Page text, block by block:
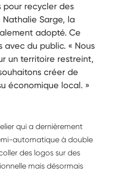
pour recycler des
Sarge, la
adopté. Ce
du public. « Nous
un territoire restreint,
créer de
économique local. »
qui a dernièrement
automatique à double
des logos sur des
mais désormais